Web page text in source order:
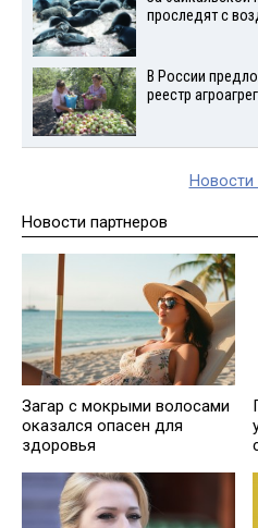
проследят с
В России
реестр
Новости партнеров
Загар с мокрыми волосами
оказался опасен для
здоровья